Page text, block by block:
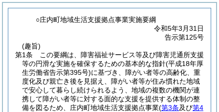
○庄内町地域生活支援拠点事業実施要綱
令和5年3月31日
告示第125号
(趣旨)
第1条
この要綱は、障害福祉サービス等及び障害児通所支援
等の円滑な実施を確保するための基本的な指針(平成18年厚
生労働省告示第395号)に基づき、障がい者等の高齢化、重
度化及び親亡き後を見据え、障がい者等が住み慣れた地域
で安心して暮らし続けられるよう、地域の複数の機関が連
携して障がい者等に対する面的な支援を提供する体制の整
備を図るため、庄内町地域生活支援拠点事業(第3条及び第4